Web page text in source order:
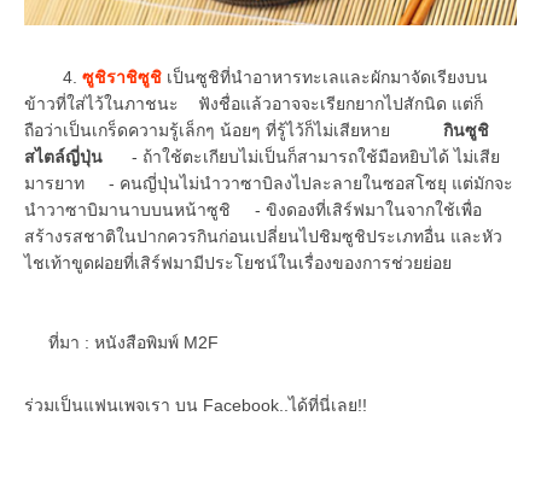
4. ซูชิราชิซูชิ เป็นซูชิที่นำอาหารทะเลและผักมาจัดเรียงบน
ข้าวที่ใส่ไว้ในภาชนะ ฟังชื่อแล้วอาจจะเรียกยากไปสักนิด แต่ก็
ถือว่าเป็นเกร็ดความรู้เล็กๆ น้อยๆ ที่รู้ไว้ก็ไม่เสียหาย กินซูชิ
สไตล์ญี่ปุ่น
- ถ้าใช้ตะเกียบไม่เป็นก็สามารถใช้มือหยิบได้ ไม่เสีย
มารยาท - คนญี่ปุ่นไม่นำวาซาบิลงไปละลายในซอสโซยุ แต่มักจะ
นำวาซาบิมานาบบนหน้าซูชิ - ขิงดองที่เสิร์ฟมาในจากใช้เพื่อ
สร้างรสชาติในปากควรกินก่อนเปลี่ยนไปชิมซูชิประเภทอื่น และหัว
ไชเท้าขูดฝอยที่เสิร์ฟมามีประโยชน์ในเรื่องของการช่วยย่อย
ที่มา : หนังสือพิมพ์ M2F
ร่วมเป็นแฟนเพจเรา บน Facebook..ได้ที่นี่เลย!!